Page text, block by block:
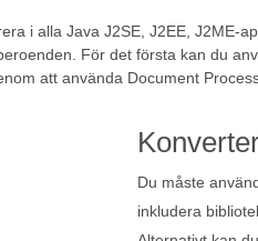
i alla Java J2SE, J2EE, J2ME-
För det första kan du
att använda Document
Du måste
inkludera